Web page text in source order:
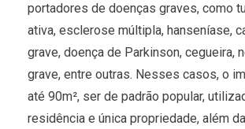
portadores de doenças graves, como
ativa, esclerose múltipla, hanseníase,
grave, doença de Parkinson, cegueira,
grave, entre outras. Nesses casos, o
até 90m², ser de padrão popular,
residência e única propriedade, além